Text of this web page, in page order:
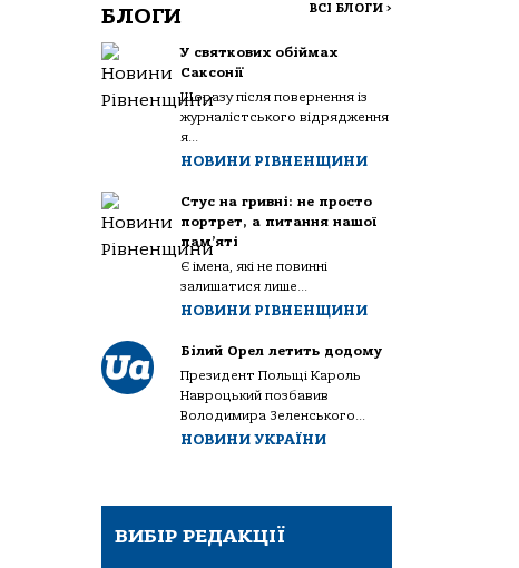
БЛОГИ ВСІ БЛОГИ >
У святкових обіймах
Саксонії
Щоразу після повернення із
журналістського відрядження
я...
НОВИНИ РІВНЕНЩИНИ
Стус на гривні: не просто
портрет, а питання нашої
пам’яті
Є імена, які не повинні
залишатися лише...
НОВИНИ РІВНЕНЩИНИ
Білий Орел летить додому
Президент Польщі Кароль
Навроцький позбавив
Володимира Зеленського...
НОВИНИ УКРАЇНИ
ВИБІР РЕДАКЦІЇ